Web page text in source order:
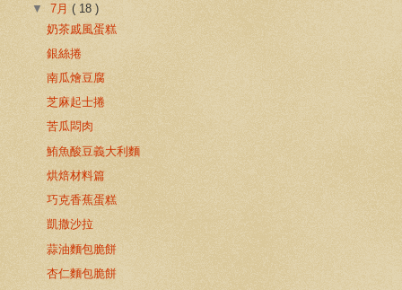
▼7月( 18 )
奶茶戚風蛋糕
銀絲捲
南瓜燴豆腐
芝麻起士捲
苦瓜悶肉
鮪魚酸豆義大利麵
烘焙材料篇
巧克香蕉蛋糕
凱撒沙拉
蒜油麵包脆餅
杏仁麵包脆餅